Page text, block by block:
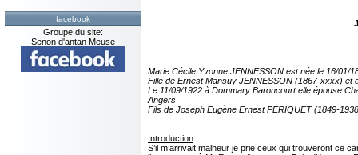
facebook
Groupe du site:
Senon d'antan Meuse
Marie Cécile Yvonne JENNESSON est née le 16/01/
Fille de Ernest Mansuy JENNESSON (1867-xxxx) et
Le 11/09/1922 à Dommary Baroncourt elle épouse
Angers
Fils de Joseph Eugène Ernest PERIQUET (1849-
Introduction:
S’il m’arrivait malheur je prie ceux qui trouveront ce